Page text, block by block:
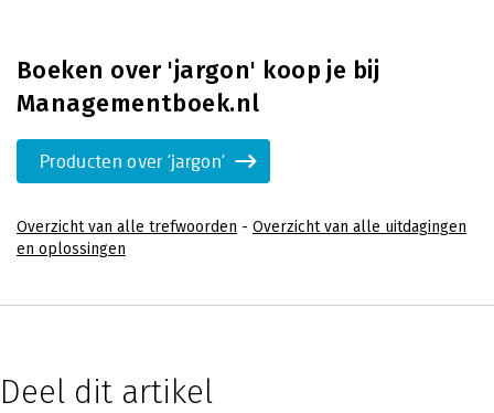
Boeken over 'jargon' koop je bij
Managementboek.nl
Producten over 'jargon'
Overzicht van alle trefwoorden - Overzicht van alle uitdagingen
en oplossingen
Deel dit artikel